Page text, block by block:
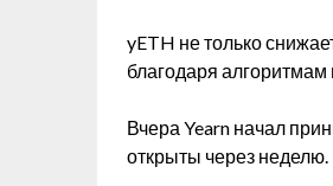
yETH не только
благодаря алгоритмам
Вчера Yearn начал
открыты через неделю.